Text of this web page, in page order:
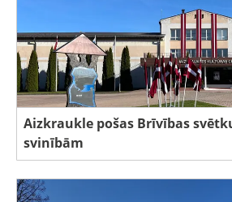
Aizkraukle pošas Brīvības
svinībām